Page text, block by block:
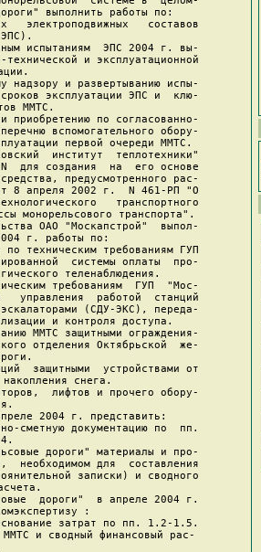
выполнить работы по:
электроподвижных   составов
испытаниям  ЭПС 2004 г. вы-
и эксплуатационной
надзору и развертыванию испы-
эксплуатации ЭПС и  клю-
ММТС.
приобретению по согласованно-
вспомогательного обору-
первой очереди ММТС.
институт  теплотехники"
для создания  на  его основе
предусмотренного рас-
8 апреля 2002 г.  N 461-РП "О
транспортного
монорельсового транспорта".
ОАО "Москапстрой"  выпол-
г. работы по:
по техническим требованиям ГУП
системы оплаты  про-
теленаблюдения.
требованиям  ГУП  "Мос-
управления  работой  станций
(СДУ-ЭКС), переда-
и контроля доступа.
ММТС защитными ограждения-
отделения Октябрьской  же-
защитными  устройствами от
снега.
лифтов и прочего обору-
2004 г. представить:
сметную документацию по  пп.
дороги" материалы и про-
необходимом для  составления
записки) и сводного
дороги"  в апреле 2004 г.
:
затрат по пп. 1.2-1.5.
и сводный финансовый рас-